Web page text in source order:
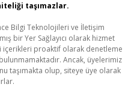
taşımazlar.
Bilgi Teknolojileri ve İletişim
bir Yer Sağlayıcı olarak hizmet
içerikleri proaktif olarak denetleme
Ancak, üyelerimiz
taşımakta olup, siteye üye olarak